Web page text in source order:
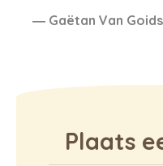
Gaëtan Van
Plaats